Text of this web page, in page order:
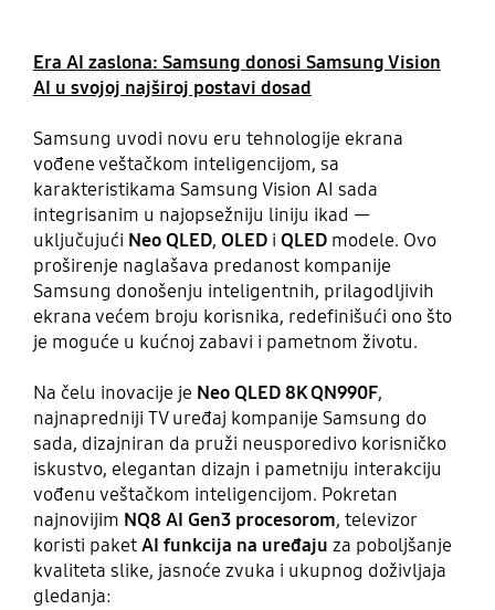
Era AI zaslona: Samsung donosi Samsung Vision
AI u svojoj najširoj postavi dosad
Samsung uvodi novu eru tehnologije ekrana
vođene veštačkom inteligencijom, sa
karakteristikama Samsung Vision AI sada
integrisanim u najopsežniju liniju ikad —
uključujući Neo QLED, OLEDi QLEDmodele. Ovo
proširenje naglašava predanost kompanije
Samsung donošenju inteligentnih, prilagodljivih
ekrana većem broju korisnika, redefinišući ono što
je moguće u kućnoj zabavi i pametnom životu.
Na čelu inovacije je Neo QLED 8K QN990F,
najnapredniji TV uređaj kompanije Samsung do
sada, dizajniran da pruži neusporedivo korisničko
iskustvo, elegantan dizajn i pametniju interakciju
vođenu veštačkom inteligencijom. Pokretan
najnovijim NQ8 AI Gen3 procesorom, televizor
koristi paketAI funkcija na uređaju za poboljšanje
kvaliteta slike, jasnoće zvuka i ukupnog doživljaja
gledanja: